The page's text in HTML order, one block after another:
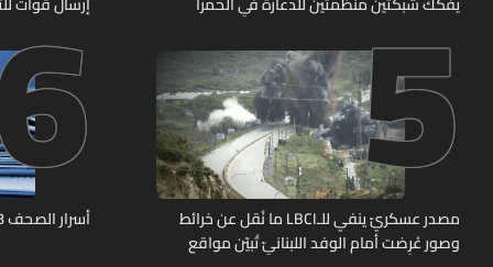
5
مصدر عسكريّ ينفي للـLBCI ما نُقل عن خرائط
وصور عُرِضت أمام الوفد اللبنانيّ تُبيّن مواقع
أسرار الصحف 8-8-2026